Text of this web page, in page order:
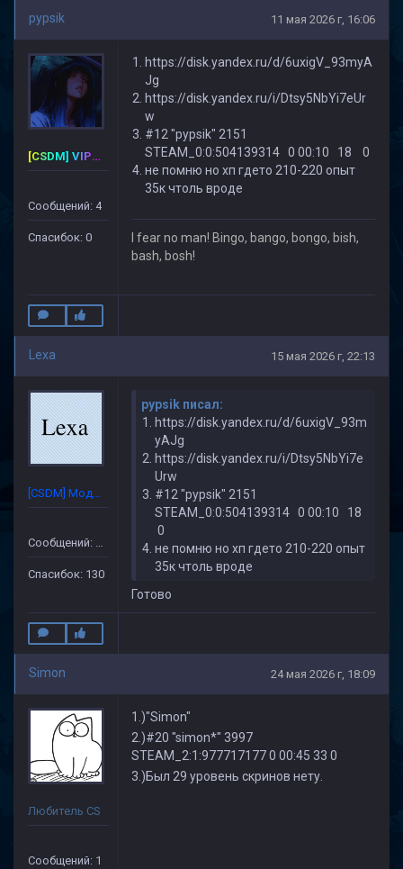
pypsik 11 мая 2026 г, 16:06
[CSDM] VIP-PREMIUM
Сообщений: 4
Спасибок: 0
https://disk.yandex.ru/d/6uxigV_93myA
Jg
https://disk.yandex.ru/i/Dtsy5NbYi7eUr
w
#12 "pypsik" 2151
STEAM_0:0:504139314 0 00:10 18 0
не помню но хп гдето 210-220 опыт
35к чтоль вроде
I fear no man! Bingo, bango, bongo, bish,
bash, bosh!
Lexa 15 мая 2026 г, 22:13
Спасибок: 130
pypsik писал:
https://disk.yandex.ru/d/6uxigV_93m
yAJg
https://disk.yandex.ru/i/Dtsy5NbYi7e
Urw
#12 "pypsik" 2151
STEAM_0:0:504139314 0 00:10 18
0
не помню но хп гдето 210-220 опыт
35к чтоль вроде
Готово
Simon 24 мая 2026 г, 18:09
Любитель CS
Сообщений: 1
1.)"Simon"
2.)#20 "simon*" 3997
STEAM_2:1:977717177 0 00:45 33 0
3.)Был 29 уровень скринов нету.